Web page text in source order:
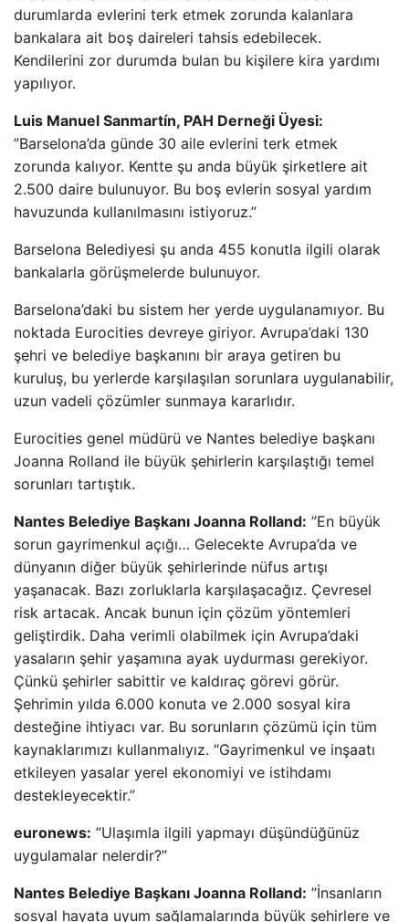
durumlarda evlerini terk etmek zorunda kalanlara
bankalara ait boş daireleri tahsis edebilecek.
Kendilerini zor durumda bulan bu kişilere kira yardımı
yapılıyor.
Luis Manuel Sanmartín, PAH Derneği Üyesi:
”Barselona’da günde 30 aile evlerini terk etmek
zorunda kalıyor. Kentte şu anda büyük şirketlere ait
2.500 daire bulunuyor. Bu boş evlerin sosyal yardım
havuzunda kullanılmasını istiyoruz.”
Barselona Belediyesi şu anda 455 konutla ilgili olarak
bankalarla görüşmelerde bulunuyor.
Barselona’daki bu sistem her yerde uygulanamıyor. Bu
noktada Eurocities devreye giriyor. Avrupa’daki 130
şehri ve belediye başkanını bir araya getiren bu
kuruluş, bu yerlerde karşılaşılan sorunlara uygulanabilir,
uzun vadeli çözümler sunmaya kararlıdır.
Eurocities genel müdürü ve Nantes belediye başkanı
Joanna Rolland ile büyük şehirlerin karşılaştığı temel
sorunları tartıştık.
Nantes Belediye Başkanı Joanna Rolland: ”En büyük
sorun gayrimenkul açığı… Gelecekte Avrupa’da ve
dünyanın diğer büyük şehirlerinde nüfus artışı
yaşanacak. Bazı zorluklarla karşılaşacağız. Çevresel
risk artacak. Ancak bunun için çözüm yöntemleri
geliştirdik. Daha verimli olabilmek için Avrupa’daki
yasaların şehir yaşamına ayak uydurması gerekiyor.
Çünkü şehirler sabittir ve kaldıraç görevi görür.
Şehrimin yılda 6.000 konuta ve 2.000 sosyal kira
desteğine ihtiyacı var. Bu sorunların çözümü için tüm
kaynaklarımızı kullanmalıyız. “Gayrimenkul ve inşaatı
etkileyen yasalar yerel ekonomiyi ve istihdamı
destekleyecektir.”
euronews: ”Ulaşımla ilgili yapmayı düşündüğünüz
uygulamalar nelerdir?”
Nantes Belediye Başkanı Joanna Rolland: ”İnsanların
sosyal hayata uyum sağlamalarında büyük şehirlere ve